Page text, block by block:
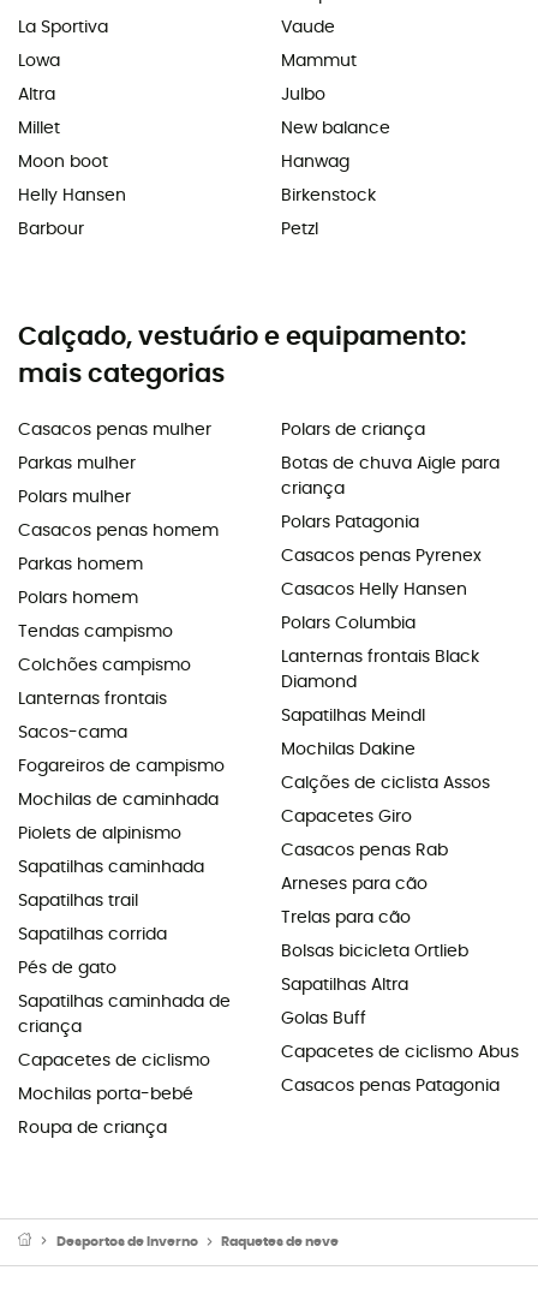
La Sportiva
Lowa
Altra
Millet
Moon boot
Helly Hansen
Barbour
Vaude
Mammut
Julbo
New balance
Hanwag
Birkenstock
Petzl
Calçado, vestuário e equipamento:
mais categorias
Casacos penas mulher
Parkas mulher
Polars mulher
Casacos penas homem
Parkas homem
Polars homem
Tendas campismo
Colchões campismo
Lanternas frontais
Sacos-cama
Fogareiros de campismo
Mochilas de caminhada
Piolets de alpinismo
Sapatilhas caminhada
Sapatilhas trail
Sapatilhas corrida
Pés de gato
Sapatilhas caminhada de
criança
Capacetes de ciclismo
Mochilas porta-bebé
Roupa de criança
Polars de criança
Botas de chuva Aigle para
criança
Polars Patagonia
Casacos penas Pyrenex
Casacos Helly Hansen
Polars Columbia
Lanternas frontais Black
Diamond
Sapatilhas Meindl
Mochilas Dakine
Calções de ciclista Assos
Capacetes Giro
Casacos penas Rab
Arneses para cão
Trelas para cão
Bolsas bicicleta Ortlieb
Sapatilhas Altra
Golas Buff
Capacetes de ciclismo Abus
Casacos penas Patagonia
Desportos de Inverno Raquetes de neve